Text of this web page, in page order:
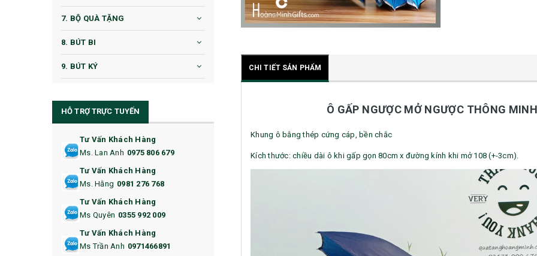
CHI TIẾT SẢN PHẨM
Ô GẤP NGƯỢC MỞ NGƯỢC THÔNG
Khung ô bằng thép cứng cáp, bền chắc
Kích thước: chiều dài ô khi gấp gọn 80cm x đường kính khi mở 108 (+-3cm).
7. BỘ QUÀ TẶNG
8. BÚT BI
9. BÚT KÝ
11. CỐC/BÌNH GIỮ NHIỆT
12. BÌNH NƯỚC
14. HỘP/VÍ ĐỰNG NAMECARD
15. BỘ BẤM MÓNG
16. BAO HỘ CHIẾU
HỖ TRỢ TRỰC TUYẾN
Tư Vấn Khách Hàng
Ms. Lan Anh 0975 806 679
Tư Vấn Khách Hàng
Ms. Hằng 0981 276 768
Tư Vấn Khách Hàng
Ms Quyên 0355 992 009
Tư Vấn Khách Hàng
Ms Trần Anh 0971466891